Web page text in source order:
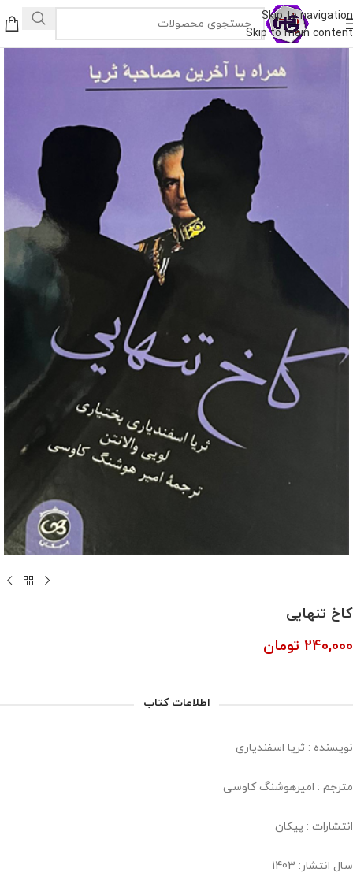
Skip to navigation
Skip to main content
کاخ تنهایی
240,000 تومان
اطلاعات کتاب
نویسنده : ثریا اسفندیاری
مترجم : امیرهوشنگ کاوسی
انتشارات : پیکان
سال انتشار: 1403